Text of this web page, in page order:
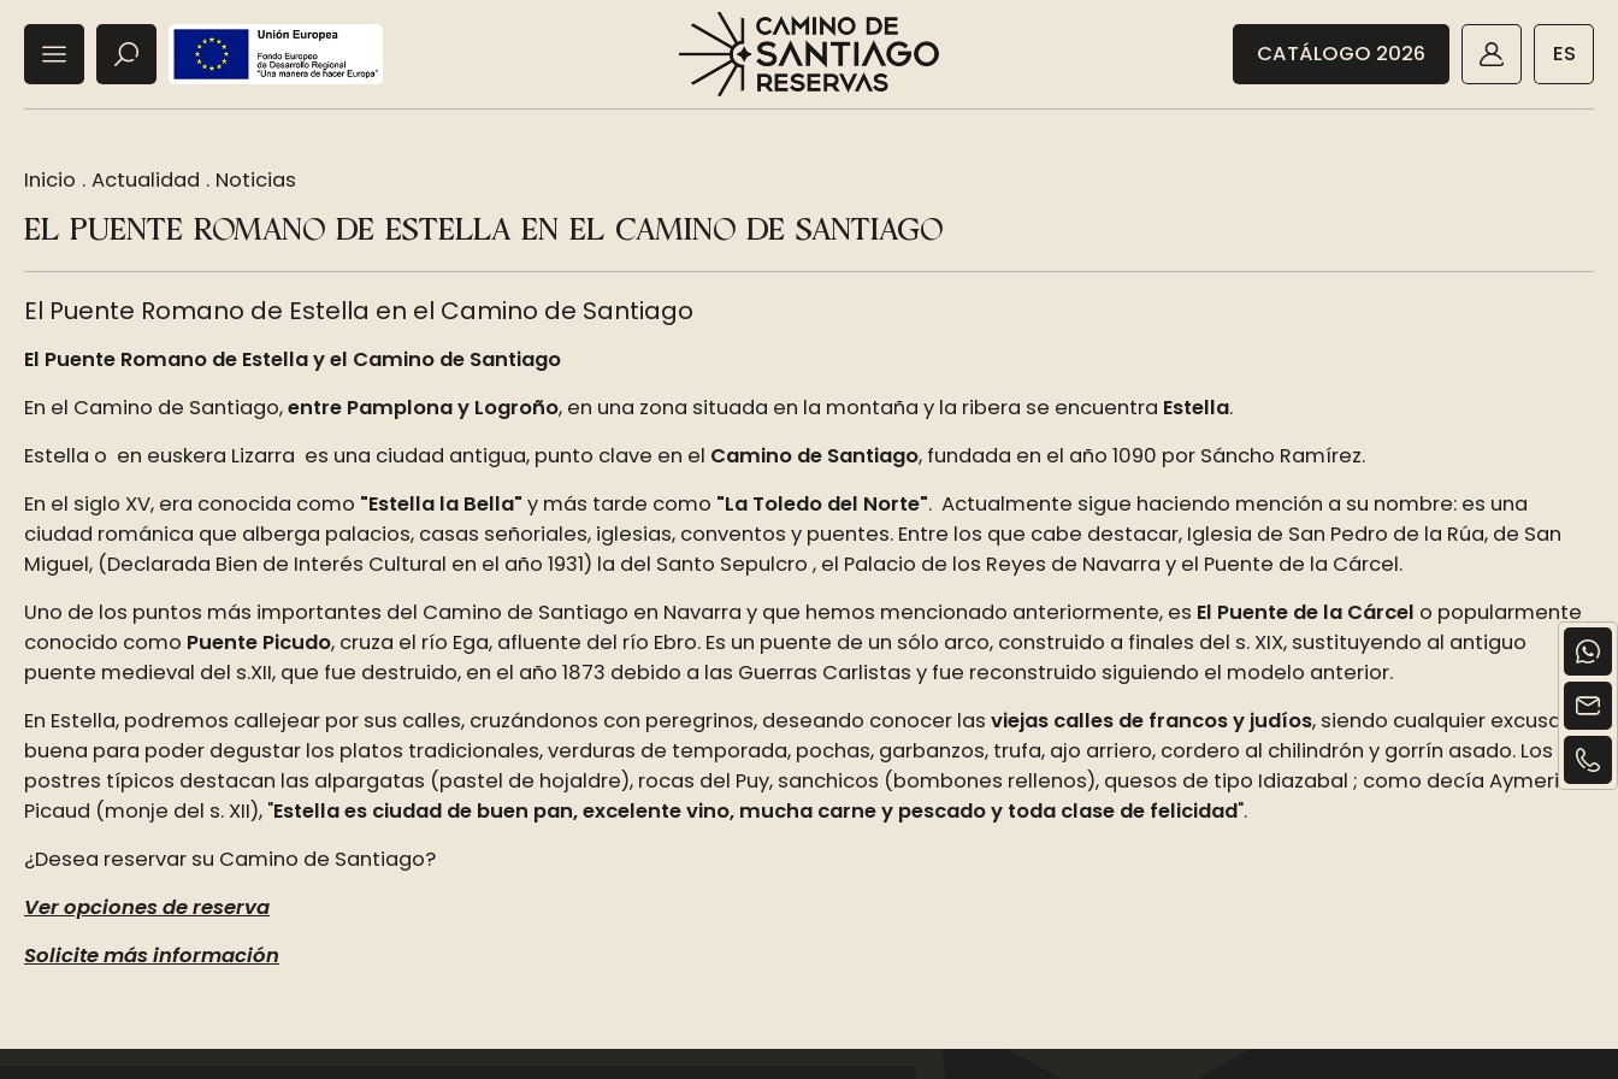
CATÁLOGO 2026 ES
Inicio . Actualidad . Noticias
EL PUENTE ROMANO DE ESTELLA EN EL CAMINO DE SANTIAGO
El Puente Romano de Estella en el Camino de Santiago
El Puente Romano de Estella y el Camino de Santiago
En el Camino de Santiago,entre Pamplona y Logroño, en una zona situada en la montaña y la ribera se encuentra Estella.
Estella o en euskera Lizarra es una ciudad antigua, punto clave en el Camino de Santiago, fundada en el año 1090 por Sáncho Ramírez.
En el siglo XV, era conocida como "Estella la Bella" y más tarde como "La Toledo del Norte". Actualmente sigue haciendo mención a su nombre: es una
ciudad románica que alberga palacios, casas señoriales, iglesias, conventos y puentes. Entre los que cabe destacar, Iglesia de San Pedro de la Rúa, de San
Miguel, (Declarada Bien de Interés Cultural en el año 1931) la del Santo Sepulcro , el Palacio de los Reyes de Navarra y el Puente de la Cárcel.
Uno de los puntos más importantes del Camino de Santiago en Navarra y que hemos mencionado anteriormente, es El Puente de la Cárcel o popularmente
conocido como Puente Picudo, cruza el río Ega, afluente del río Ebro. Es un puente de un sólo arco, construido a finales del s. XIX, sustituyendo al antiguo
puente medieval del s.XII, que fue destruido, en el año 1873 debido a las Guerras Carlistas y fue reconstruido siguiendo el modelo anterior.
En Estella, podremos callejear por sus calles, cruzándonos con peregrinos, deseando conocer las viejas calles de francos y judíos, siendo cualquier excusa
buena para poder degustar los platos tradicionales, verduras de temporada, pochas, garbanzos, trufa, ajo arriero, cordero al chilindrón y gorrín asado. Los
postres típicos destacan las alpargatas (pastel de hojaldre), rocas del Puy, sanchicos (bombones rellenos), quesos de tipo Idiazabal ; como decía Aymeric
Picaud (monje del s. XII), "Estella es ciudad de buen pan, excelente vino, mucha carne y pescado y toda clase de felicidad".
¿Desea reservar su Camino de Santiago?
Ver opciones de reserva
Solicite más información